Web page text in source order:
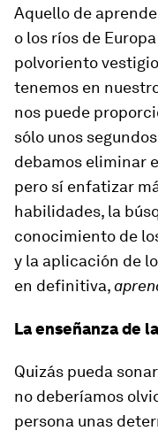
Aquello de
o los ríos de
polvoriento
tenemos en
nos puede
sólo unos
debamos eliminar
pero sí enfatizar
habilidades, la
conocimiento de
y la aplicación de
en definitiva,
La enseñanza de
Quizás pueda
no deberíamos
persona unas